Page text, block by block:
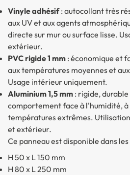
Vinyle adhésif: autocollant très
aux UV et aux agents
directe sur mur ou surface lisse.
extérieur.
PVC rigide 1 mm : économique et
aux températures moyennes et
Usage intérieur uniquement.
Aluminium 1,5 mm : rigide,
comportement face à l'humidité, à
températures extrêmes.
et extérieur.
Ce panneau est disponible dans
H 50 x L 150 mm
H 80 x L 250 mm